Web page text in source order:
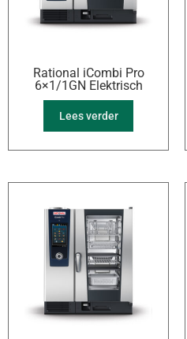
Rational iCombi Pro
6×1/1GN Elektrisch
Lees verder